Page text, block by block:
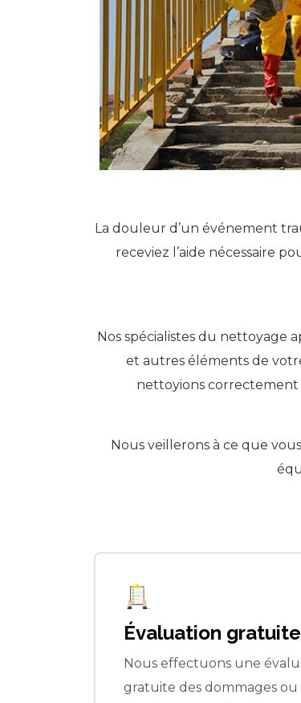
La douleur d’un événement
receviez l’aide nécessaire
Nos spécialistes du nettoyage
et autres éléments de
nettoyions correctement
Nous veillerons à ce que
Service complet
Nous proposons une
service complet pour la